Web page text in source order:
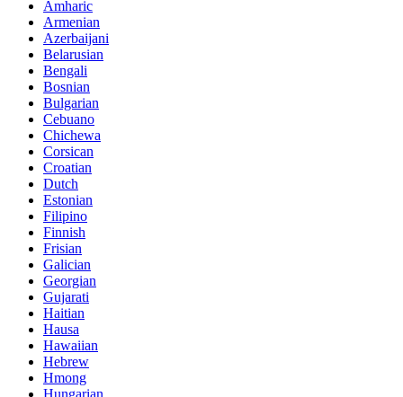
Amharic
Armenian
Azerbaijani
Belarusian
Bengali
Bosnian
Bulgarian
Cebuano
Chichewa
Corsican
Croatian
Dutch
Estonian
Filipino
Finnish
Frisian
Galician
Georgian
Gujarati
Haitian
Hausa
Hawaiian
Hebrew
Hmong